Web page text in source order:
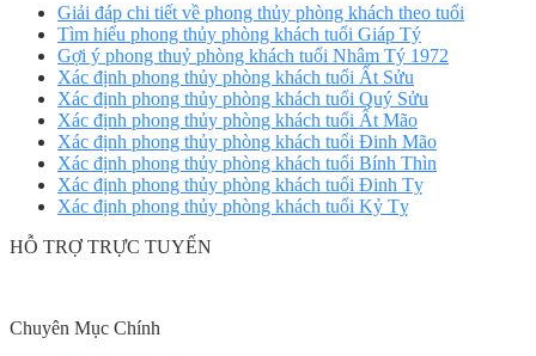
Giải đáp chi tiết về phong thủy phòng khách theo tuổi
Tìm hiểu phong thủy phòng khách tuổi Giáp Tý
Gợi ý phong thuỷ phòng khách tuổi Nhâm Tý 1972
Xác định phong thủy phòng khách tuổi Ất Sửu
Xác định phong thủy phòng khách tuổi Quý Sửu
Xác định phong thủy phòng khách tuổi Ất Mão
Xác định phong thủy phòng khách tuổi Đinh Mão
Xác định phong thủy phòng khách tuổi Bính Thìn
Xác định phong thủy phòng khách tuổi Đinh Tỵ
Xác định phong thủy phòng khách tuổi Kỷ Tỵ
HỖ TRỢ TRỰC TUYẾN
Chuyên Mục Chính